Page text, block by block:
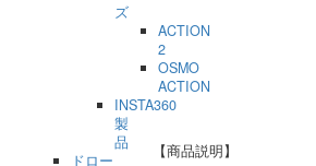
【商品説明】
ズ
ACTION
2
OSMO
ACTION
INSTA360
製
品
ドロー